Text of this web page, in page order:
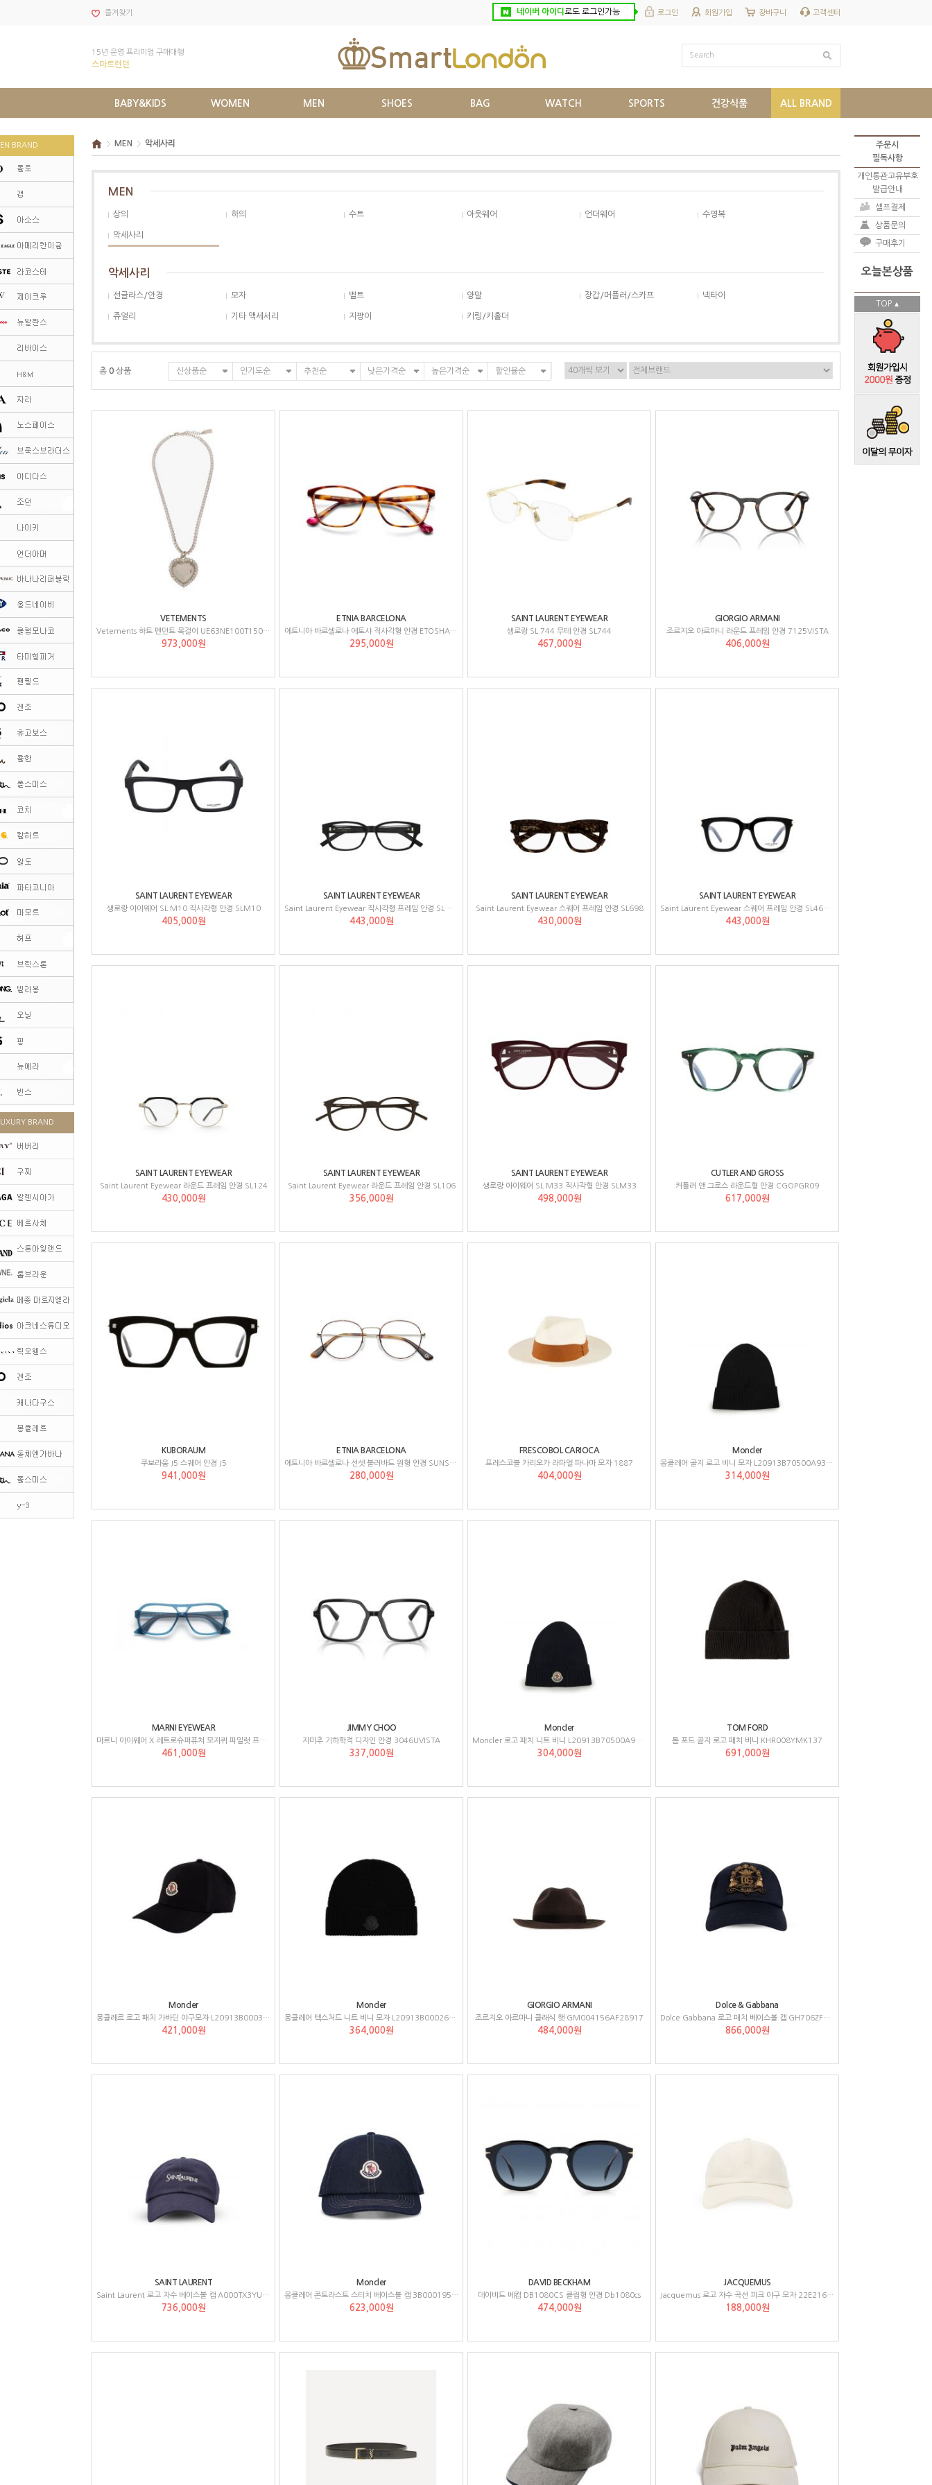
즐겨찾기 로그인
네이버 아이디 로도 로그인가능 회원가입 장바구니 고객센터
15년 운영 프리미엄 구매대행
스마트런던
Search
BABY&KIDS WOMEN MEN SHOES BAG WATCH SPORTS 건강식품 ALL BRAND
BRAND
BRAND
MEN 악세사리
MEN
상의 하의 수트 아웃웨어 언더웨어 수영복
악세사리
악세사리
선글라스/안경 모자 벨트 양말 장갑/머플러/스카프 넥타이
쥬얼리 기타 액세서리 지팡이 키링/키홀더
총 0 상품 신상품순 인기도순 추천순 낮은가격순 높은가격순 할인율순
VETEMENTS
Vetements 하트 펜던트 목걸이 UE63NE100T15010
973,000원
ETNIA BARCELONA
에트니아 바르셀로나 에토샤 직사각형 안경 ETOSHA51O
295,000원
SAINT LAURENT EYEWEAR
생로랑 SL 744 무테 안경 SL744
467,000원
GIORGIO ARMANI
조르지오 아르마니 라운드 프레임 안경 7125VISTA
406,000원
SAINT LAURENT EYEWEAR
생로랑 아이웨어 SL M10 직사각형 안경 SLM10
405,000원
SAINT LAURENT EYEWEAR
Saint Laurent Eyewear 직사각형 프레임 안경 SLM149F
443,000원
SAINT LAURENT EYEWEAR
Saint Laurent Eyewear 스퀘어 프레임 안경 SL698
430,000원
SAINT LAURENT EYEWEAR
Saint Laurent Eyewear 스퀘어 프레임 안경 SL465OPT
443,000원
SAINT LAURENT EYEWEAR
Saint Laurent Eyewear 라운드 프레임 안경 SL124
430,000원
SAINT LAURENT EYEWEAR
Saint Laurent Eyewear 라운드 프레임 안경 SL106
356,000원
SAINT LAURENT EYEWEAR
생로랑 아이웨어 SL M33 직사각형 안경 SLM33
498,000원
CUTLER AND GROSS
커틀러 앤 그로스 라운드형 안경 CGOPGR09
617,000원
KUBORAUM
쿠보라움 J5 스퀘어 안경 J5
941,000원
ETNIA BARCELONA
에트니아 바르셀로나 선셋 블러바드 원형 안경 SUNSETBLVD49O
280,000원
FRESCOBOL CARIOCA
프레스코볼 카리오카 라파엘 파나마 모자 1887
404,000원
Moncler
몽클레어 골지 로고 비니 모자 L20913B70500A9342
314,000원
MARNI EYEWEAR
마르니 아이웨어 X 레트로슈퍼퓨처 모지퀴 파일럿 프레임 안경 5KJMOZIQUI
461,000원
JIMMY CHOO
지미추 기하학적 디자인 안경 3046UVISTA
337,000원
Moncler
Moncler 로고 패치 니트 비니 L20913B70500A9342
304,000원
TOM FORD
톰 포드 골지 로고 패치 비니 KHR008YMK137
691,000원
Moncler
몽클레르 로고 패치 가바딘 야구모자 L20913B000374863
421,000원
Moncler
몽클레어 텍스처드 니트 비니 모자 L20913B00026M4281
364,000원
GIORGIO ARMANI
조르지오 아르마니 클래식 햇 GM004156AF28917
484,000원
Dolce & Gabbana
Dolce Gabbana 로고 패치 베이스볼 캡 GH706ZFUFL9
866,000원
SAINT LAURENT
Saint Laurent 로고 자수 베이스볼 캡 A000TX3YU61
736,000원
Moncler
몽클레어 콘트라스트 스티치 베이스볼 캡 3B00019598X1
623,000원
DAVID BECKHAM
데이비드 베컴 DB1080CS 클립형 안경 Db1080cs
474,000원
JACQUEMUS
Jacquemus 로고 자수 곡선 피크 야구 모자 22E216AC0095001
188,000원
주문시
필독사항
개인통관고유부호
발급안내
셀프결제
상품문의
구매후기
오늘본상품
TOP